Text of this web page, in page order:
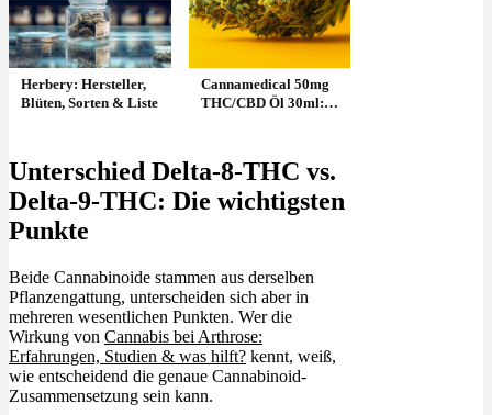
Herbery: Hersteller,
Blüten, Sorten & Liste
Cannamedical 50mg
THC/CBD Öl 30ml:
Unterschied Delta-8-THC vs.
Delta-9-THC: Die wichtigsten
Punkte
Beide Cannabinoide stammen aus derselben
Pflanzengattung, unterscheiden sich aber in
mehreren wesentlichen Punkten. Wer die
Wirkung von Cannabis bei Arthrose:
Erfahrungen, Studien & was hilft? kennt, weiß,
wie entscheidend die genaue Cannabinoid-
Zusammensetzung sein kann.